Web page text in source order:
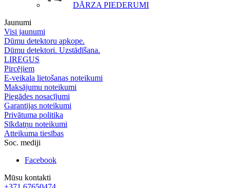
DĀRZA PIEDERUMI
Jaunumi
Visi jaunumi
Dūmu detektoru apkope.
Dūmu detektori. Uzstādīšana.
LIREGUS
Pircējiem
E-veikala lietošanas noteikumi
Maksājumu noteikumi
Piegādes nosacījumi
Garantijas noteikumi
Privātuma politika
Sīkdatņu noteikumi
Atteikuma tiesības
Soc. mediji
Facebook
Mūsu kontakti